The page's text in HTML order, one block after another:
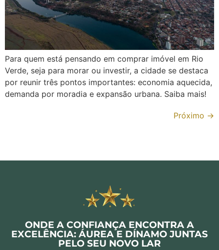
Para quem está pensando em comprar imóvel em Rio
Verde, seja para morar ou investir, a cidade se destaca
por reunir três pontos importantes: economia aquecida,
demanda por moradia e expansão urbana. Saiba mais!
Próximo →
ONDE A CONFIANÇA ENCONTRA A
EXCELÊNCIA: ÁUREA E DÍNAMO JUNTAS
PELO SEU NOVO LAR